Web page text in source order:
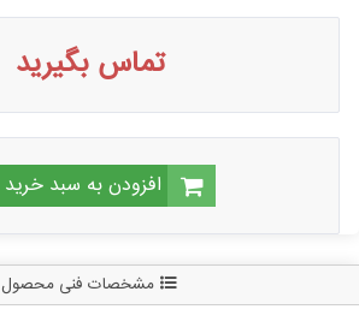
تماس بگیرید
افزودن به سبد خرید
مشخصات فنی محصول